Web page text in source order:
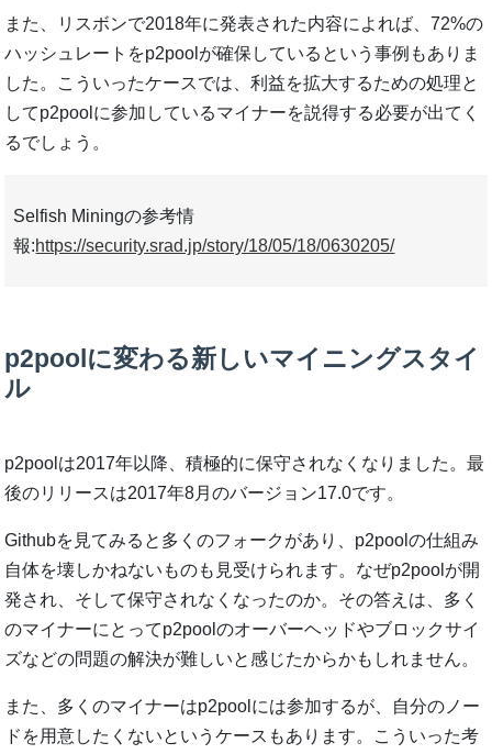
また、リスボンで2018年に発表された内容によれば、72%の
ハッシュレートをp2poolが確保しているという事例もありま
した。こういったケースでは、利益を拡大するための処理と
してp2poolに参加しているマイナーを説得する必要が出てく
るでしょう。
Selfish Miningの参考情
報:https://security.srad.jp/story/18/05/18/0630205/
p2poolに変わる新しいマイニングスタイ
ル
p2poolは2017年以降、積極的に保守されなくなりました。最
後のリリースは2017年8月のバージョン17.0です。
Githubを見てみると多くのフォークがあり、p2poolの仕組み
自体を壊しかねないものも見受けられます。なぜp2poolが開
発され、そして保守されなくなったのか。その答えは、多く
のマイナーにとってp2poolのオーバーヘッドやブロックサイ
ズなどの問題の解決が難しいと感じたからかもしれません。
また、多くのマイナーはp2poolには参加するが、自分のノー
ドを用意したくないというケースもあります。こういった考